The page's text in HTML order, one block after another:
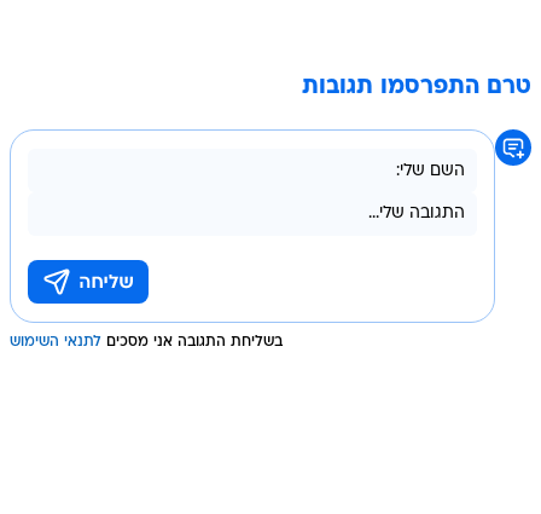
טרם התפרסמו תגובות
בשליחת התגובה אני מסכים לתנאי השימוש